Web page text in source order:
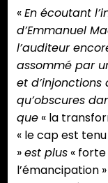
«En écoutant
d’Emmanuel
l’auditeur
assommé par
et
qu’obscures
que « la
« le cap est tenu
»est plus « forte
l’émancipation »